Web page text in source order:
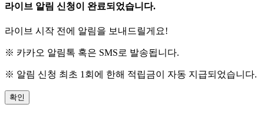
라이브 알림 신청이 완료되었습니다.
라이브 시작 전에 알림을 보내드릴게요!
※ 카카오 알림톡 혹은 SMS로 발송됩니다.
※ 알림 신청 최초 1회에 한해 적립금이 자동 지급되었습니다.
확인